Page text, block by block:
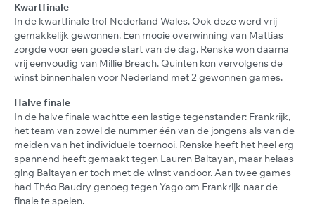
Kwartfinale
In de kwartfinale trof Nederland Wales. Ook deze werd vrij
gemakkelijk gewonnen. Een mooie overwinning van Mattias
zorgde voor een goede start van de dag. Renske won daarna
vrij eenvoudig van Millie Breach. Quinten kon vervolgens de
winst binnenhalen voor Nederland met 2 gewonnen games.
Halve finale
In de halve finale wachtte een lastige tegenstander: Frankrijk,
het team van zowel de nummer één van de jongens als van de
meiden van het individuele toernooi. Renske heeft het heel erg
spannend heeft gemaakt tegen Lauren Baltayan, maar helaas
ging Baltayan er toch met de winst vandoor. Aan twee games
had Théo Baudry genoeg tegen Yago om Frankrijk naar de
finale te spelen.